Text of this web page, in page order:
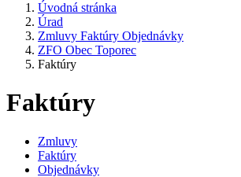
Úvodná stránka
Úrad
Zmluvy Faktúry Objednávky
ZFO Obec Toporec
Faktúry
Faktúry
Zmluvy
Faktúry
Objednávky